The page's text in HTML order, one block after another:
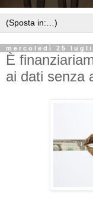
mercoledì 25
È
ai dati senza